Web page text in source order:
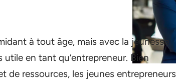
à tout âge, mais avec la jeunesse
en tant qu’entrepreneur. Bien
de ressources, les jeunes entrepreneurs